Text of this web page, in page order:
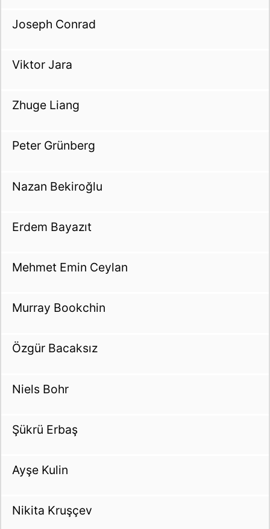
Joseph Conrad
Viktor Jara
Zhuge Liang
Peter Grünberg
Nazan Bekiroğlu
Erdem Bayazıt
Mehmet Emin Ceylan
Murray Bookchin
Özgür Bacaksız
Niels Bohr
Şükrü Erbaş
Ayşe Kulin
Nikita Kruşçev